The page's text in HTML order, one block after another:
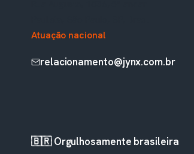
Atuação nacional
relacionamento@jynx.com.br
🇧🇷 Orgulhosamente brasileira